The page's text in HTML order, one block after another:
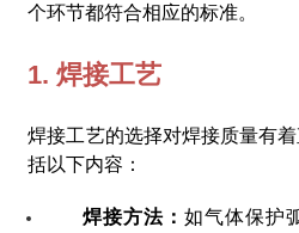
个环节都符合相应的标准。
1. 焊接工艺
焊接工艺的选择对焊接质量有
括以下内容：
焊接方法：如气体保护